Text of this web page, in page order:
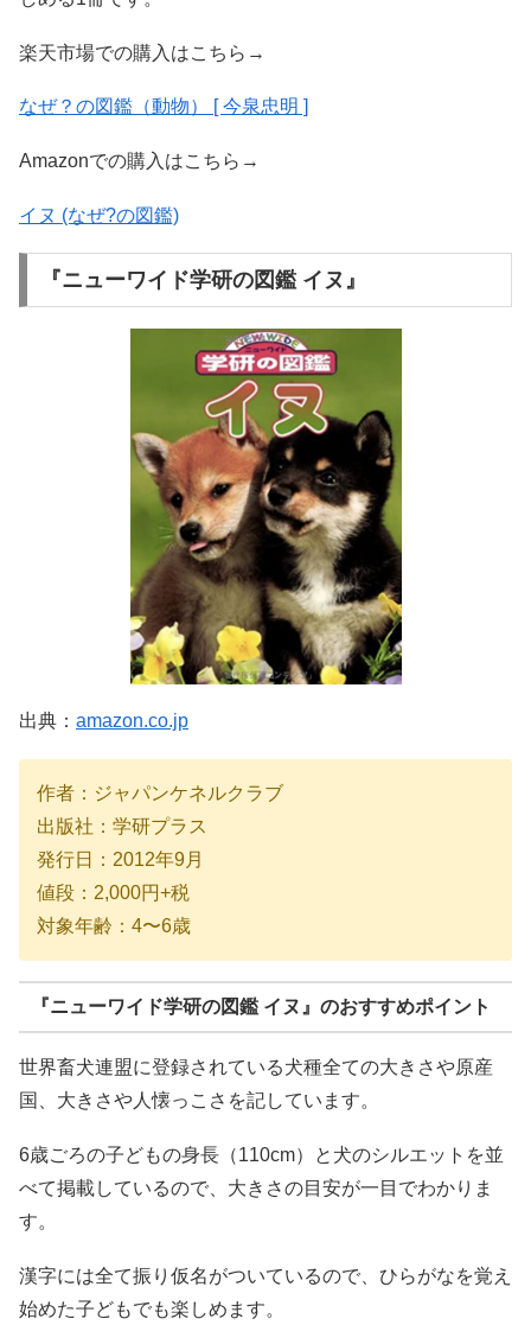
楽天市場での購入はこちら→
なぜ？の図鑑（動物） [ 今泉忠明 ]
Amazonでの購入はこちら→
イヌ (なぜ?の図鑑)
『ニューワイド学研の図鑑 イヌ』
出典： amazon.co.jp
作者：ジャパンケネルクラブ
出版社：学研プラス
発行日：2012年9月
値段：2,000円+税
対象年齢：4〜6歳
『ニューワイド学研の図鑑 イヌ 』のおすすめポイント
世界畜犬連盟に登録されている犬種全ての大きさや原産
国、大きさや人懐っこさを記しています。
6歳ごろの子どもの身長（110cm）と犬のシルエットを並
べて掲載しているので、大きさの目安が一目でわかりま
す。
漢字には全て振り仮名がついているので、ひらがなを覚え
始めた子どもでも楽しめます。